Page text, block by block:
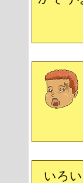
いろ